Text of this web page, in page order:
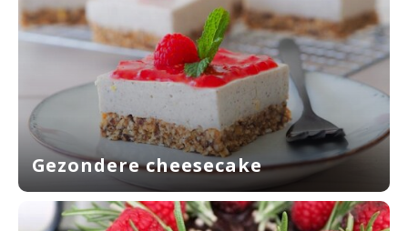
Gezondere cheesecake